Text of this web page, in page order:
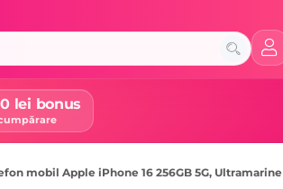
lei bonus
mobil Apple iPhone 16 256GB 5G, Ultramarine